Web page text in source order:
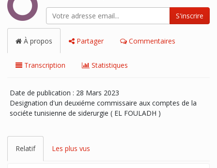
S'inscrire
À propos Partager Commentaires
Transcription Statistiques
Date de publication : 28 Mars 2023
Designation d'un deuxiéme commissaire aux comptes de la
sociéte tunisienne de siderurgie ( EL FOULADH )
Relatif Les plus vus